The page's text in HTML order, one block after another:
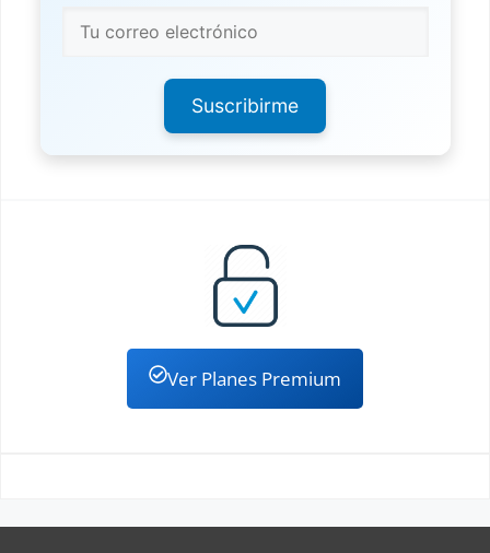
Suscribirme
Ver Planes Premium